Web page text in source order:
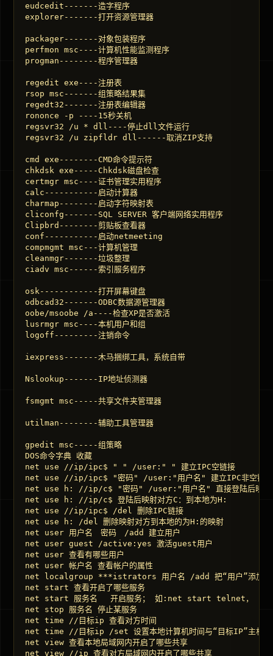
eudcedit-------造字程序
explorer-------打开资源管理器
packager-------对象包装程序
perfmon msc----计算机性能监测程序
progman--------程序管理器
regedit exe----注册表
rsop msc-------组策略结果集
regedt32-------注册表编辑器
rononce -p ----15秒关机
regsvr32 /u * dll----停止dll文件运行
regsvr32 /u zipfldr dll------取消ZIP支持
cmd exe--------CMD命令提示符
chkdsk exe-----Chkdsk磁盘检查
certmgr msc----证书管理实用程序
calc-----------启动计算器
charmap--------启动字符映射表
cliconfg-------SQL SERVER 客户端网络实用程序
Clipbrd--------剪贴板查看器
conf-----------启动netmeeting
compmgmt msc---计算机管理
cleanmgr-------垃圾整理
ciadv msc------索引服务程序
osk------------打开屏幕键盘
odbcad32-------ODBC数据源管理器
oobe/msoobe /a----检查XP是否激活
lusrmgr msc----本机用户和组
logoff---------注销命令
iexpress-------木马捆绑工具，系统自带
Nslookup-------IP地址侦测器
fsmgmt msc-----共享文件夹管理器
utilman--------辅助工具管理器
gpedit msc-----组策略
DOS命令字典 收藏
net use //ip/ipc$ " " /user:" " 建立IPC空链接
net use //ip/ipc$ "密码" /user:"用户名" 建立IPC非空链
net use h: //ip/c$ "密码" /user:"用户名" 直接登陆后映射
net use h: //ip/c$ 登陆后映射对方C：到本地为H:
net use //ip/ipc$ /del 删除IPC链接
net use h: /del 删除映射对方到本地的为H:的映射
net user 用户名　密码　/add 建立用户
net user guest /active:yes 激活guest用户
net user 查看有哪些用户
net user 帐户名 查看帐户的属性
net localgroup ***istrators 用户名 /add 把“用户”添加到
net start 查看开启了哪些服务
net start 服务名　 开启服务； 如:net start telnet，
net stop 服务名 停止某服务
net time //目标ip 查看对方时间
net time //目标ip /set 设置本地计算机时间与“目标IP”主机的
net view 查看本地局域网内开启了哪些共享
net view //ip 查看对方局域网内开启了哪些共享